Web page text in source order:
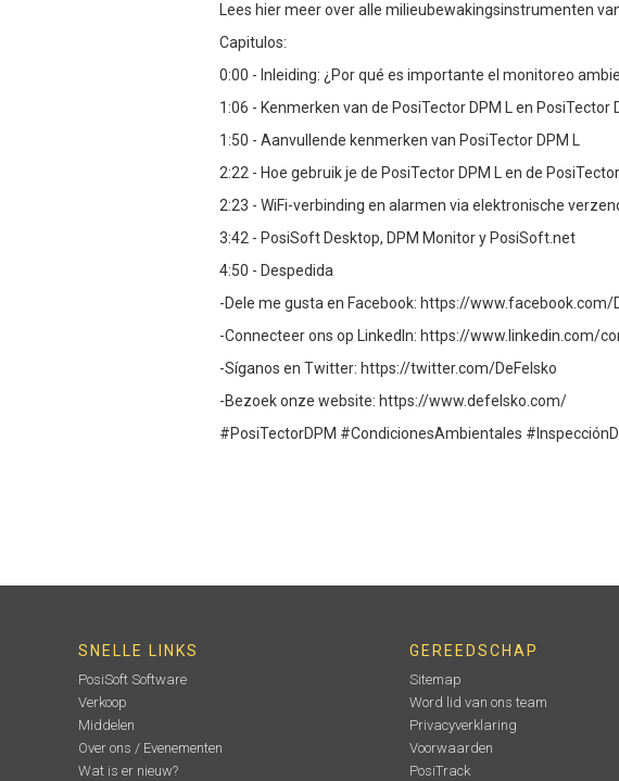
Lees hier meer over alle milieubewakingsinstrumenten
Capitulos:
0:00 - Inleiding: ¿Por qué es importante el monitoreo
1:06 - Kenmerken van de PosiTector DPM L en PosiTector
1:50 - Aanvullende kenmerken van PosiTector DPM L
2:22 - Hoe gebruik je de PosiTector DPM L en de
2:23 - WiFi-verbinding en alarmen via elektronische
3:42 - PosiSoft Desktop, DPM Monitor y PosiSoft.net
4:50 - Despedida
-Dele me gusta en Facebook: https://www.facebook.com/
-Connecteer ons op LinkedIn: https://www.linkedin.com/
-Síganos en Twitter: https://twitter.com/DeFelsko
-Bezoek onze website: https://www.defelsko.com/
#PosiTectorDPM #CondicionesAmbientales
SNELLE LINKS
PosiSoft Software
Verkoop
Middelen
Over ons / Evenementen
Wat is er nieuw?
GEREEDSCHAP
Sitemap
Word lid van ons team
Privacyverklaring
Voorwaarden
PosiTrack